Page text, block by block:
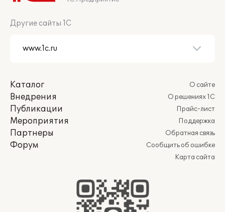
Другие сайты 1С
Каталог
Внедрения
Публикации
Мероприятия
Партнеры
Форум
О сайте
О решениях 1С
Прайс-лист
Поддержка
Обратная связь
Сообщить об ошибке
Карта сайта